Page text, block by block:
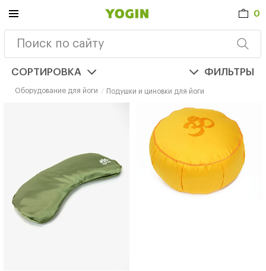
0
Оборудование для йоги Подушки и циновки для йоги
СОРТИРОВКА ФИЛЬТРЫ